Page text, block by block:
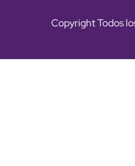
Copyright Todos